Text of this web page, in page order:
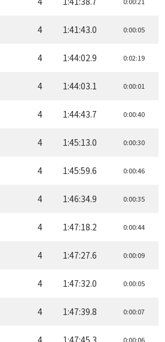
4 1:41:43.0 0:00:05
4 1:44:02.9 0:02:19
4 1:44:03.1 0:00:01
4 1:44:43.7 0:00:40
4 1:45:13.0 0:00:30
4 1:45:59.6 0:00:46
4 1:46:34.9 0:00:35
4 1:47:18.2 0:00:44
4 1:47:27.6 0:00:09
4 1:47:32.0 0:00:05
4 1:47:39.8 0:00:07
4 1:47:45.3 0:00:06